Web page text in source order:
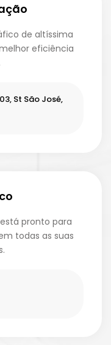
de altíssima
eficiência
St São José,
pronto para
todas as suas